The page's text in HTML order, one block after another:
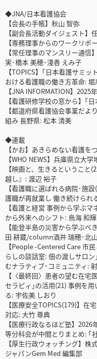
◆JNA/日本看護協会
【会長の手帳】秋山 智弥
【副会長活動ダイジェスト】
【専務理事からのワークリポ
【常任理事のマンスリー通信
実･橋本 美穂･淺香 えみ子
【TOPICS】｢日本看護サミ
おける看護職の働き方革命: 堀
【JNA INFORMATION】
【看護研修学校の窓から】｢
【都道府県看護協会事業だよ
組み 長野県: 松本 清美
◆連載
【かお】あきらめない看護を
【WHO NEWS】兵庫県立大
【映画と、生きるということ
越し』: 渡辺 裕子
【看護職に選ばれる病院･施
護職が再就業し 働き続けられ
【看護と経営 事例から学ぶ
から外来へのシフト: 鳥海 和輝
【能登半島の災害から学ぶ
田 耕蔵/column酒井 瑞穂･北
【People -Centered Care 市
らしの談話室: 佃の渡しサロ
むナラティブ･コミュニティ:
【〈最終回〉患者の望む在宅
セラピィ｣の活用(21) 事例を
る: 宇佐美 しおり
【医療安全TOPICS(179)】在
対応: 大竹 尊典
【医療行政なるほど塾】
等分科会が中間とりまとめ: ｢
【厚生行政ウォッチング】株
ジャパンGem Med 編集部